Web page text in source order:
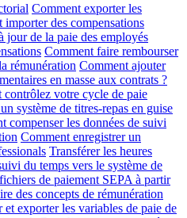
Comment exporter les
importer des compensations
jour de la paie des employés
Comment faire rembourser
rémunération Comment ajouter
en masse aux contrats ?
contrôlez votre cycle de paie
système de titres-repas en guise
compenser les données de suivi
Comment enregistrer un
Transférer les heures
du temps vers le système de
de paiement SEPA à partir
des concepts de rémunération
exporter les variables de paie de